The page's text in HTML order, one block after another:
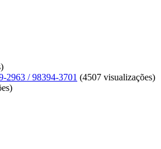
2963 / 98394-3701 (4507 visualizações)